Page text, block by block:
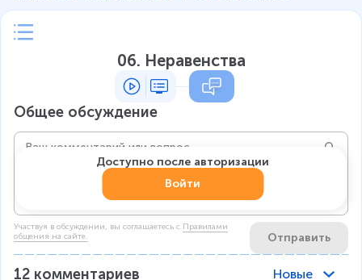
06. Неравенства
Общее обсуждение
Участвуя в обсуждении, вы соглашаетесь c Правилами
общения на сайте.
Отправить
Доступно после авторизации
Войти
12 комментариев
Новые